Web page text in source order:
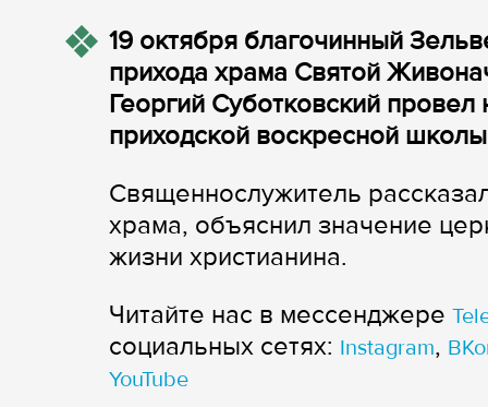
19 октября благочинный
прихода храма Святой
Георгий Суботковский
приходской воскресной
Священнослужитель
храма, объяснил значение
жизни христианина.
Читайте нас в мессенджере
cоциальных сетях: Instagram,
YouTube